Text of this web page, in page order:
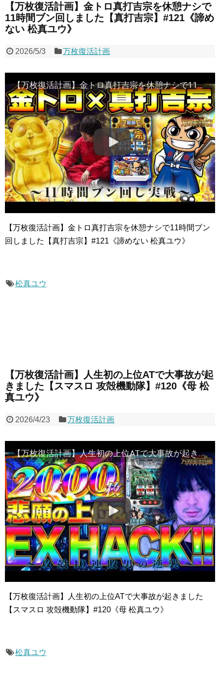
【万枚復活計画】金トロ真打吉宗を休憩ナシで
11時間ブン回しました【真打吉宗】#121《諦め
ない 松真ユウ》
2026/5/3 万枚復活計画
【万枚復活計画】金トロ真打吉宗を休憩ナシで11時間ブン回しました【真打吉宗】#121《諦めない 松真ユウ》[必勝本WEB-TV][パチンコ][パチスロ][スロット]
【万枚復活計画】金トロ真打吉宗を休憩ナシで11時間ブン
回しました【真打吉宗】#121《諦めない 松真ユウ》
松真ユウ
【万枚復活計画】人生初の上位ATで大事故が起
きました【スマスロ 攻殻機動隊】#120《母 松
真ユウ》
2026/4/23 万枚復活計画
【万枚復活計画】人生初の上位ATで大事故が起きました【スマスロ 攻殻機動隊】#120《母 松真ユウ》[必勝本WEB-TV][パチンコ][パチスロ][スロット]
【万枚復活計画】人生初の上位ATで大事故が起きました
【スマスロ 攻殻機動隊】#120《母 松真ユウ》
松真ユウ